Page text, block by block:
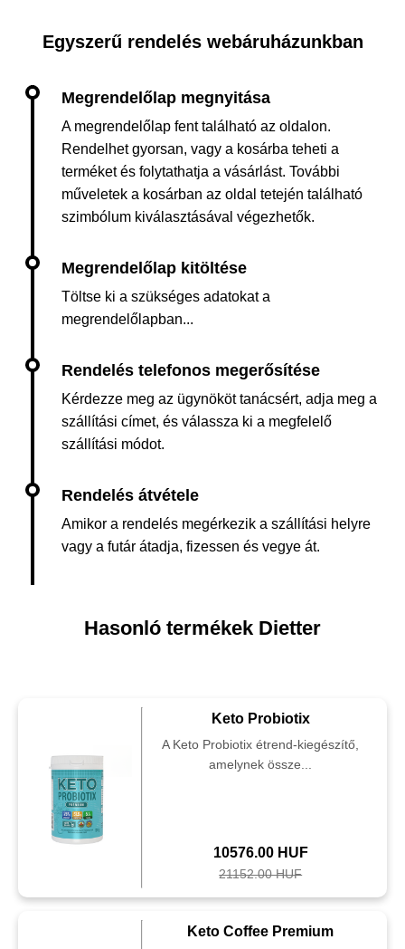
Egyszerű rendelés webáruházunkban
A megrendelőlap fent található az oldalon.
Rendelhet gyorsan, vagy a kosárba teheti a
terméket és folytathatja a vásárlást. További
műveletek a kosárban az oldal tetején található
szimbólum kiválasztásával végezhetők.
Töltse ki a szükséges adatokat a
megrendelőlapban...
Kérdezze meg az ügynököt tanácsért, adja meg a
szállítási címet, és válassza ki a megfelelő
szállítási módot.
Amikor a rendelés megérkezik a szállítási helyre
vagy a futár átadja, fizessen és vegye át.
Hasonló termékek Dietter
Keto Probiotix
A Keto Probiotix étrend-kiegészítő,
amelynek össze...
10576.00 HUF
21152.00 HUF
Keto Coffee Premium